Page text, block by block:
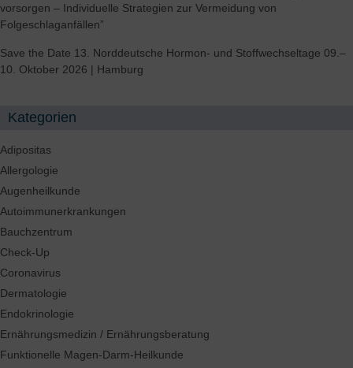
vorsorgen – Individuelle Strategien zur Vermeidung von
Folgeschlaganfällen”
Save the Date 13. Norddeutsche Hormon- und Stoffwechseltage 09.–
10. Oktober 2026 | Hamburg
Kategorien
Adipositas
Allergologie
Augenheilkunde
Autoimmunerkrankungen
Bauchzentrum
Check-Up
Coronavirus
Dermatologie
Endokrinologie
Ernährungsmedizin / Ernährungsberatung
Funktionelle Magen-Darm-Heilkunde